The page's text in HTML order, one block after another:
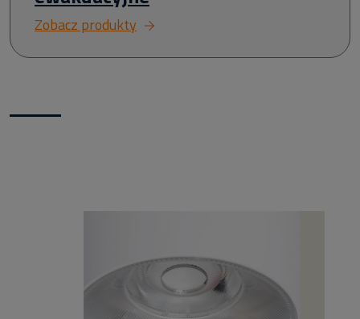
Zobacz produkty